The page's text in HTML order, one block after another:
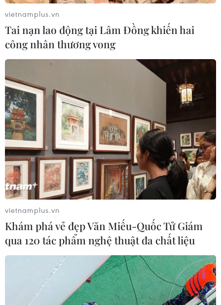
Tổng thống Trump nhận bức thư nồng ấm
từ nhà lãnh đạo Kim Jong-un
11/06/2019 23:17
Phát biểu trước các phóng viên tại Nhà Trắng, Tổng
thống Mỹ cho biết ông nghĩ rằng có một số điều tích cực
từ Bình Nhưỡng, song không tiết lộ thêm chi tiết.
vietnamplus.vn
Tai nạn lao động tại Lâm Đồng khiến hai
công nhân thương vong
vietnamplus.vn
Khám phá vẻ đẹp Văn Miếu-Quốc Tử Giám
qua 120 tác phẩm nghệ thuật đa chất liệu